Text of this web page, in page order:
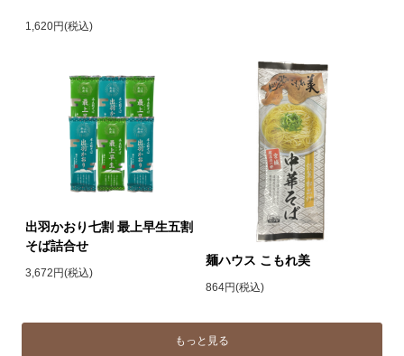
1,620円(税込)
出羽かおり七割 最上早生五割
そば詰合せ
3,672円(税込)
麺ハウス こもれ美
864円(税込)
もっと見る